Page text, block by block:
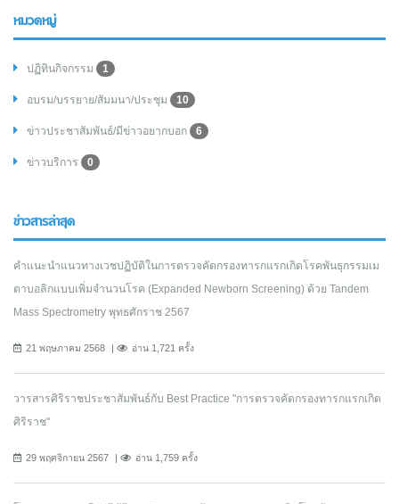
หมวดหมู่
ปฏิทินกิจกรรม 1
อบรม/บรรยาย/สัมมนา/ประชุม 10
ข่าวประชาสัมพันธ์/มีข่าวอยากบอก 6
ข่าวบริการ 0
ข่าวสารล่าสุด
คำแนะนำแนวทางเวชปฏิบัติในการตรวจคัดกรองทารกแรกเกิดโรคพันธุกรรมเม
ตาบอลิกแบบเพิ่มจำนวนโรค (Expanded Newborn Screening) ด้วย Tandem
Mass Spectrometry พุทธศักราช 2567
21 พฤษภาคม 2568 อ่าน 1,721 ครั้ง
วารสารศิริราชประชาสัมพันธ์กับ Best Practice "การตรวจคัดกรองทารกแรกเกิด
ศิริราช"
29 พฤศจิกายน 2567 อ่าน 1,759 ครั้ง